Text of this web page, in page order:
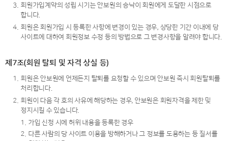
3. 회원가입계약의 성립 시기는 안보원의 승낙이 회원에게 도달한 시점으로
합니다.
4. 회원은 회원가입 시 등록한 사항에 변경이 있는 경우, 상당한 기간 이내에 당
사이트에 대하여 회원정보 수정 등의 방법으로 그 변경사항을 알려야 합니다.
제7조(회원 탈퇴 및 자격 상실 등)
1.
회원은 안보원에 언제든지 탈퇴를 요청할 수 있으며 안보원 즉시 회원탈퇴를
처리합니다.
2. 회원이 다음 각 호의 사유에 해당하는 경우, 안보원은 회원자격을 제한 및
정지시킬 수 있습니다.
1.
가입 신청 시에 허위 내용을 등록한 경우
2.
다른 사람의 당 사이트 이용을 방해하거나 그 정보를 도용하는 등 질서를